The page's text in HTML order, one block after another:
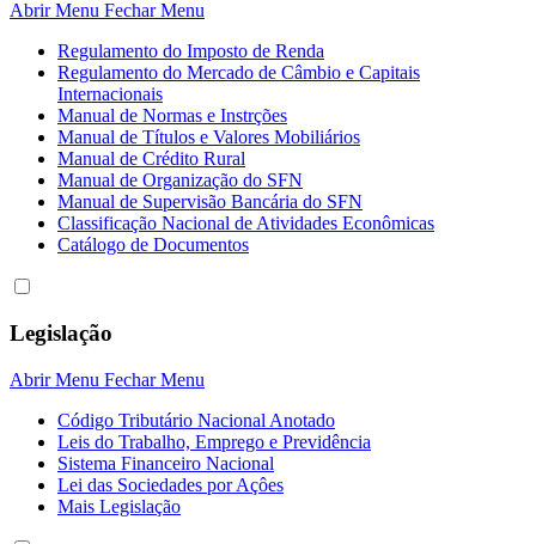
Abrir Menu Fechar Menu
Regulamento do Imposto de Renda
Regulamento do Mercado de Câmbio e Capitais
Internacionais
Manual de Normas e Instrções
Manual de Títulos e Valores Mobiliários
Manual de Crédito Rural
Manual de Organização do SFN
Manual de Supervisão Bancária do SFN
Classificação Nacional de Atividades Econômicas
Catálogo de Documentos
Legislação
Abrir Menu Fechar Menu
Código Tributário Nacional Anotado
Leis do Trabalho, Emprego e Previdência
Sistema Financeiro Nacional
Lei das Sociedades por Açôes
Mais Legislação